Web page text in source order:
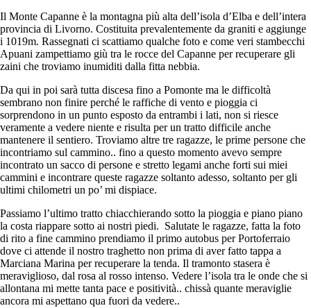
Il Monte Capanne è la montagna più alta dell’isola d’Elba e dell’intera
provincia di Livorno. Costituita prevalentemente da graniti e aggiunge
i 1019m. Rassegnati ci scattiamo qualche foto e come veri stambecchi
Apuani zampettiamo giù tra le rocce del Capanne per recuperare gli
zaini che troviamo inumiditi dalla fitta nebbia.
Da qui in poi sarà tutta discesa fino a Pomonte ma le difficoltà
sembrano non finire perché le raffiche di vento e pioggia ci
sorprendono in un punto esposto da entrambi i lati, non si riesce
veramente a vedere niente e risulta per un tratto difficile anche
mantenere il sentiero. Troviamo altre tre ragazze, le prime persone che
incontriamo sul cammino.. fino a questo momento avevo sempre
incontrato un sacco di persone e stretto legami anche forti sui miei
cammini e incontrare queste ragazze soltanto adesso, soltanto per gli
ultimi chilometri un po’ mi dispiace.
Passiamo l’ultimo tratto chiacchierando sotto la pioggia e piano piano
la costa riappare sotto ai nostri piedi. Salutate le ragazze, fatta la foto
di rito a fine cammino prendiamo il primo autobus per Portoferraio
dove ci attende il nostro traghetto non prima di aver fatto tappa a
Marciana Marina per recuperare la tenda. Il tramonto stasera è
meraviglioso, dal rosa al rosso intenso. Vedere l’isola tra le onde che si
allontana mi mette tanta pace e positività.. chissà quante meraviglie
ancora mi aspettano qua fuori da vedere..